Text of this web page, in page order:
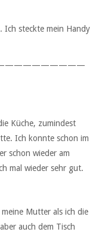
Ich steckte mein Handy
Küche, zumindest
Ich konnte schon im
schon wieder am
mal wieder sehr gut.
Mutter als ich die
auch dem Tisch